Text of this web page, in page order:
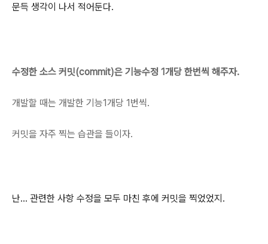
문득 생각이 나서 적어둔다.
수정한 소스 커밋(commit)은 기능수정 1개당 한번씩 해주자.
개발할 때는 개발한 기능1개당 1번씩.
커밋을 자주 찍는 습관을 들이자.
난... 관련한 사항 수정을 모두 마친 후에 커밋을 찍었었지.